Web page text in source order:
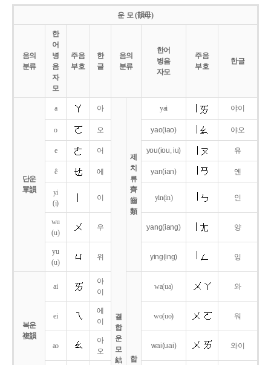
운 모 (韻母)
음의
분류
한
어
병
음
자
모
주음
부호
한
글
음의
분류
한어
병음
자모
주음
부호
한글
단운
單韻
a 아
결
합
운
모
結
제
치
류
齊
齒
類
yai 야이
o 오 yao(iao) 야오
e 어 you(iou,iu) 유
ê 에 yan(ian) 옌
yi
(i)
이 yin(in) 인
wu
(u)
우 yang(iang) 양
yu
(u)
위 ying(ing) 잉
복운
複韻
ai
아
이
합
wa(ua) 와
ei
에
이
wo(uo) 워
ao
아
오
wai(uai) 와이